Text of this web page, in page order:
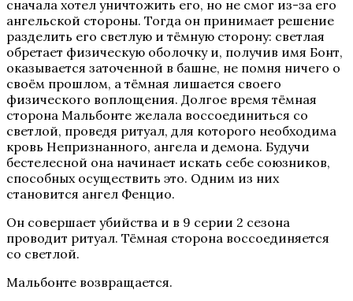
Секрет Небес 3 — Конец Вечности
Там, Где Любовь Горит Вечно
сначала хотел уничтожить его, но не смог из-за его
ангельской стороны. Тогда он принимает решение
разделить его светлую и тёмную сторону: светлая
обретает физическую оболочку и, получив имя Бонт,
оказывается заточенной в башне, не помня ничего о
своём прошлом, а тёмная лишается своего
физического воплощения. Долгое время тёмная
сторона Мальбонте желала воссоединиться со
светлой, проведя ритуал, для которого необходима
кровь Непризнанного, ангела и демона. Будучи
бестелесной она начинает искать себе союзников,
способных осуществить это. Одним из них
становится ангел Фенцио.
Он совершает убийства и в 9 серии 2 сезона
проводит ритуал. Тёмная сторона воссоединяется
со светлой.
Мальбонте возвращается.